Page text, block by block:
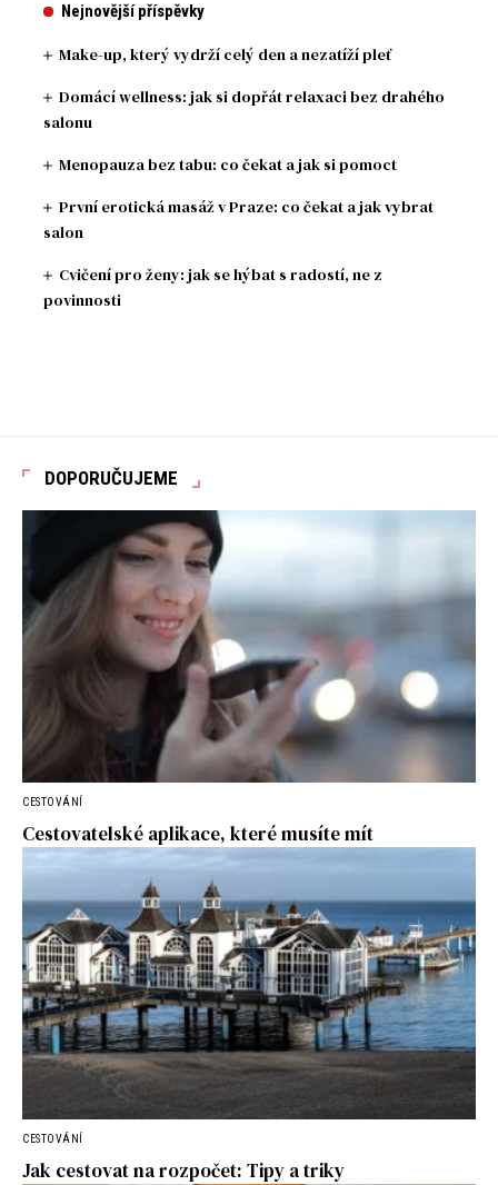
Nejnovější příspěvky
Make-up, který vydrží celý den a nezatíží pleť
Domácí wellness: jak si dopřát relaxaci bez drahého
salonu
Menopauza bez tabu: co čekat a jak si pomoct
První erotická masáž v Praze: co čekat a jak vybrat
salon
Cvičení pro ženy: jak se hýbat s radostí, ne z
povinnosti
DOPORUČUJEME
CESTOVÁNÍ
Cestovatelské aplikace, které musíte mít
CESTOVÁNÍ
Jak cestovat na rozpočet: Tipy a triky